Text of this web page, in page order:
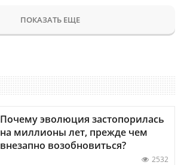
ПОКАЗАТЬ ЕЩЕ
Почему эволюция застопорилась
на миллионы лет, прежде чем
внезапно возобновиться?
2532